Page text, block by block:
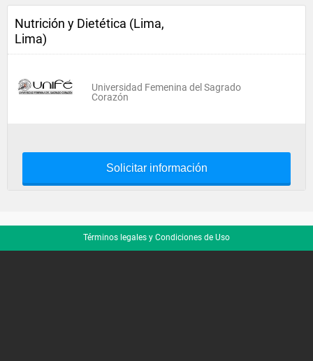
Nutrición y Dietética (Lima,
Lima)
Universidad Femenina del Sagrado
Corazón
Solicitar información
Términos legales y Condiciones de Uso